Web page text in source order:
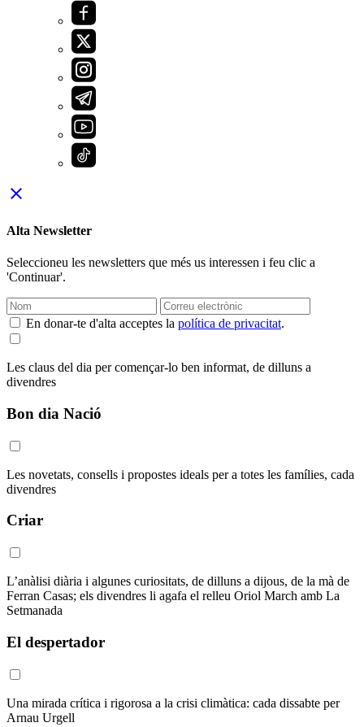
close
Alta Newsletter
Seleccioneu les newsletters que més us interessen i feu clic a
'Continuar'.
En donar-te d'alta acceptes la política de privacitat.
Les claus del dia per començar-lo ben informat, de dilluns a
divendres
Bon dia Nació
Les novetats, consells i propostes ideals per a totes les famílies, cada
divendres
Criar
L’anàlisi diària i algunes curiositats, de dilluns a dijous, de la mà de
Ferran Casas; els divendres li agafa el relleu Oriol March amb La
Setmanada
El despertador
Una mirada crítica i rigorosa a la crisi climàtica: cada dissabte per
Arnau Urgell